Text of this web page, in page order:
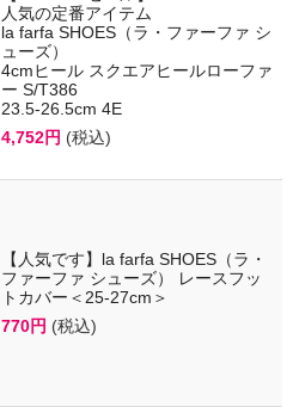
人気の定番アイテム
la farfa SHOES（ラ・ファーファ シ
ューズ）
4cmヒール スクエアヒールローファ
ー S/T386
23.5-26.5cm 4E
4,752円 (税込)
【人気です】la farfa SHOES（ラ・
ファーファ シューズ） レースフッ
トカバー＜25-27cm＞
770円 (税込)